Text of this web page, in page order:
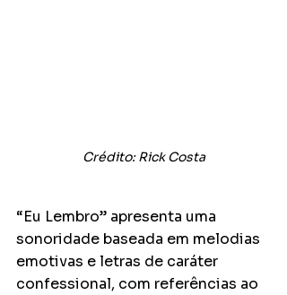
Crédito: Rick Costa
“Eu Lembro” apresenta uma
sonoridade baseada em melodias
emotivas e letras de caráter
confessional, com referências ao